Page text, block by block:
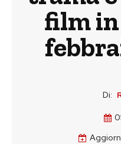
film in
Di: